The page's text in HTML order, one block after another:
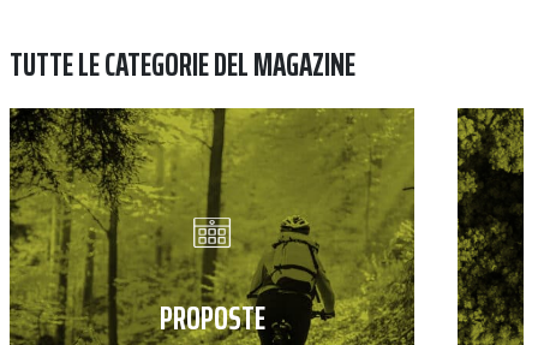
TUTTE LE CATEGORIE DEL MAGAZINE
PROPOSTE